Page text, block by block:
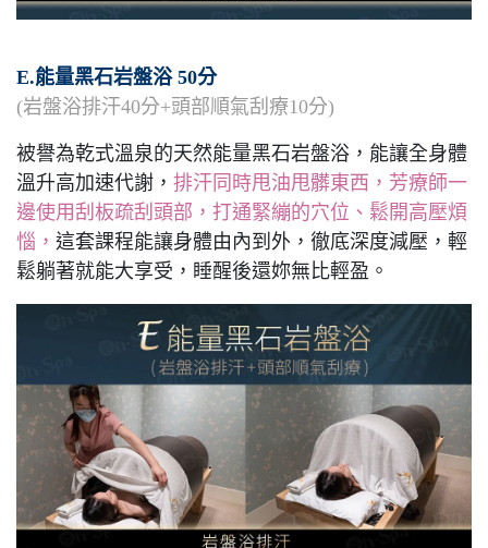
E.能量黑石岩盤浴 50分
(岩盤浴排汗40分+頭部順氣刮療10分)
被譽為乾式溫泉的天然能量黑石岩盤浴，能讓全身體
溫升高加速代謝， 排汗同時甩油甩髒東西，芳療師一
邊使用刮板疏刮頭部，打通緊繃的穴位、鬆開高壓煩
惱， 這套課程能讓身體由內到外，徹底深度減壓，輕
鬆躺著就能大享受，睡醒後還妳無比輕盈。